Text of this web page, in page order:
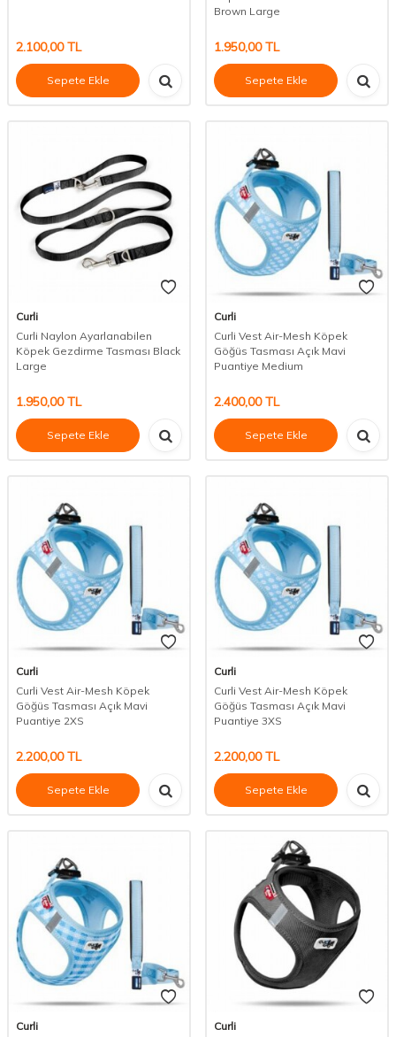
2.100,00TL
Sepete Ekle
Brown Large
1.950,00TL
Sepete Ekle
Curli
Curli Naylon Ayarlanabilen
Köpek Gezdirme Tasması Black
Large
1.950,00TL
Sepete Ekle
Curli
Curli Vest Air-Mesh Köpek
Göğüs Tasması Açık Mavi
Puantiye Medium
2.400,00TL
Sepete Ekle
Curli
Curli Vest Air-Mesh Köpek
Göğüs Tasması Açık Mavi
Puantiye 2XS
2.200,00TL
Sepete Ekle
Curli
Curli Vest Air-Mesh Köpek
Göğüs Tasması Açık Mavi
Puantiye 3XS
2.200,00TL
Sepete Ekle
Curli
Curli